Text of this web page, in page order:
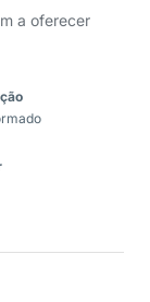
a oferecer